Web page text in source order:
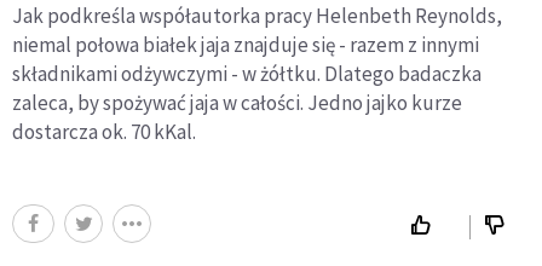
Jak podkreśla współautorka pracy Helenbeth Reynolds,
niemal połowa białek jaja znajduje się - razem z innymi
składnikami odżywczymi - w żółtku. Dlatego badaczka
zaleca, by spożywać jaja w całości. Jedno jajko kurze
dostarcza ok. 70 kKal.